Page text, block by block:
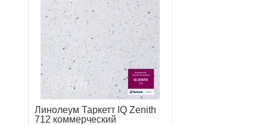
Линолеум Таркетт IQ Zenith
712 коммерческий